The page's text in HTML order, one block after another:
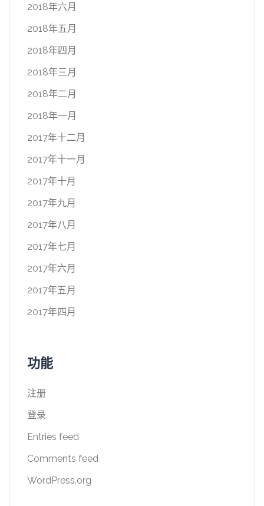
2018年六月
2018年五月
2018年四月
2018年三月
2018年二月
2018年一月
2017年十二月
2017年十一月
2017年十月
2017年九月
2017年八月
2017年七月
2017年六月
2017年五月
2017年四月
功能
注册
登录
Entries feed
Comments feed
WordPress.org